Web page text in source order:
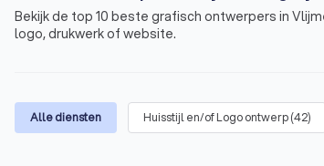
Bekijk de top 10 beste grafisch ontwerpers in
logo, drukwerk of website.
Alle diensten Huisstijl en/of Logo ontwerp(42)